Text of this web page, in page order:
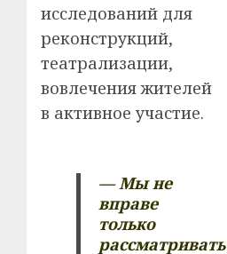
исследований для
реконструкций,
театрализации,
вовлечения жителей
в активное участие.
— Мы не
вправе
только
рассматривать